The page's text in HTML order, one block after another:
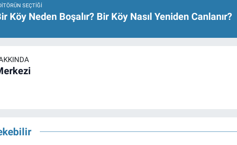
SEÇTIĞI
Köy Neden Boşalır? Bir Köy Nasıl Yeniden Canlanır?